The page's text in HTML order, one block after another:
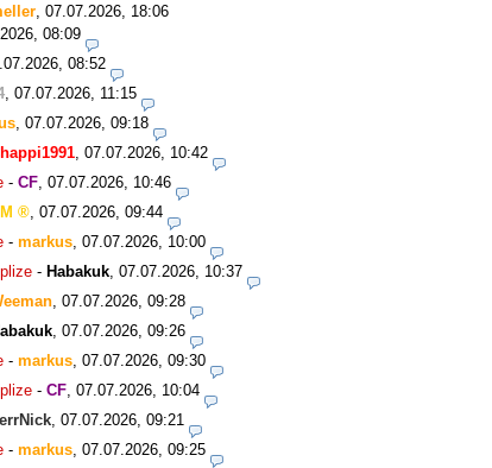
07.07.2026, 18:06
08:09
08:52
07.07.2026, 11:15
07.07.2026, 09:18
07.07.2026, 10:42
- CF 07.07.2026, 10:46
07.07.2026, 09:44
- markus 07.07.2026, 10:00
- Habakuk 07.07.2026, 10:37
07.07.2026, 09:28
07.07.2026, 09:26
- markus 07.07.2026, 09:30
- CF 07.07.2026, 10:04
07.07.2026, 09:21
- markus 07.07.2026, 09:25